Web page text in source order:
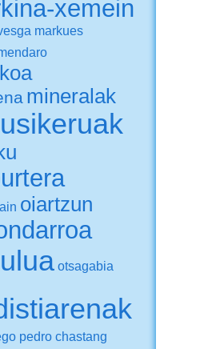
xemein
markues
mineralak
oiartzun
otsagabia
pedro chastang